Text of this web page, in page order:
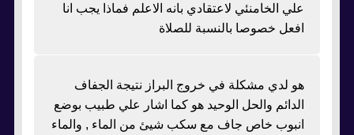
علي الخامنئي لاعتقادي بانه الاعلم فماذا يجب انا
افعل خصوصا بالنسبة للصلاة
هو لدي مشكلة في خروج البراز نتيجة الجفاف
الدائم والحل الوحيد هو كما اشار علي طبيب بوضع
انبوب خاص جاف مع سكب شيئ من الماء , والماء